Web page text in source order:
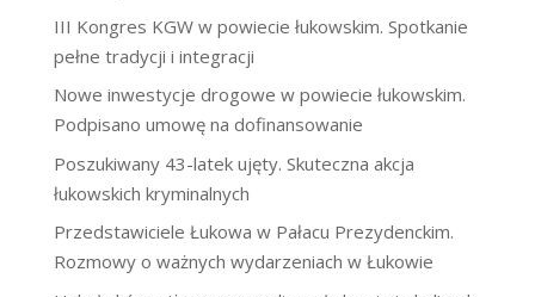
III Kongres KGW w powiecie łukowskim. Spotkanie
pełne tradycji i integracji
Nowe inwestycje drogowe w powiecie łukowskim.
Podpisano umowę na dofinansowanie
Poszukiwany 43-latek ujęty. Skuteczna akcja
łukowskich kryminalnych
Przedstawiciele Łukowa w Pałacu Prezydenckim.
Rozmowy o ważnych wydarzeniach w Łukowie